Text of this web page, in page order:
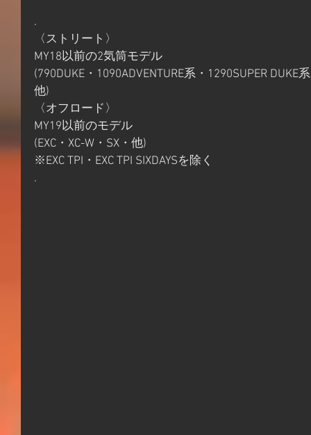
.
〈ストリート〉
MY18以前の2気筒モデル
(790DUKE・1090ADVENTURE系・1290SUPER DUKE
他)
〈オフロード〉
MY19以前のモデル
(EXC・XC-W・SX・他)
※EXC TPI・EXC TPI SIXDAYSを除く
.